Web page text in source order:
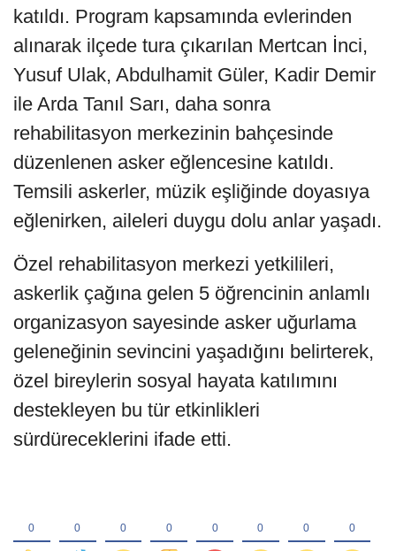
katıldı. Program kapsamında evlerinden
alınarak ilçede tura çıkarılan Mertcan İnci,
Yusuf Ulak, Abdulhamit Güler, Kadir Demir
ile Arda Tanıl Sarı, daha sonra
rehabilitasyon merkezinin bahçesinde
düzenlenen asker eğlencesine katıldı.
Temsili askerler, müzik eşliğinde doyasıya
eğlenirken, aileleri duygu dolu anlar yaşadı.
Özel rehabilitasyon merkezi yetkilileri,
askerlik çağına gelen 5 öğrencinin anlamlı
organizasyon sayesinde asker uğurlama
geleneğinin sevincini yaşadığını belirterek,
özel bireylerin sosyal hayata katılımını
destekleyen bu tür etkinlikleri
sürdüreceklerini ifade etti.